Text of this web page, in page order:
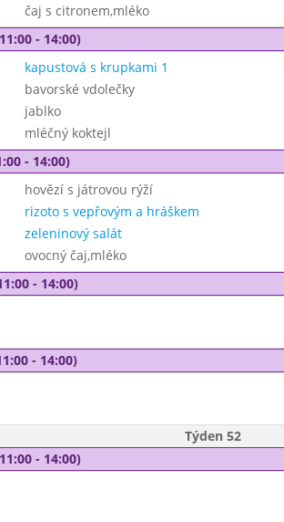
čaj s citronem,mléko
- 14:00)
kapustová s krupkami 1
bavorské vdolečky
jablko
mléčný koktejl
- 14:00)
hovězí s játrovou rýží
rizoto s vepřovým a hráškem
zeleninový salát
ovocný čaj,mléko
- 14:00)
- 14:00)
Týden 52
- 14:00)